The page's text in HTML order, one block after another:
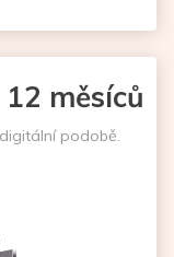
měsíců
podobě.